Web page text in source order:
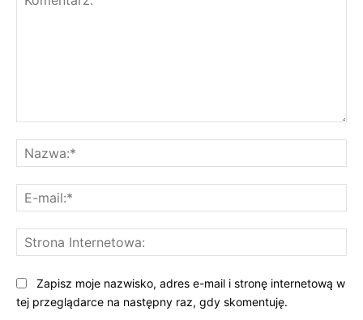
Zapisz moje nazwisko, adres e-mail i stronę internetową w
tej przeglądarce na następny raz, gdy skomentuję.